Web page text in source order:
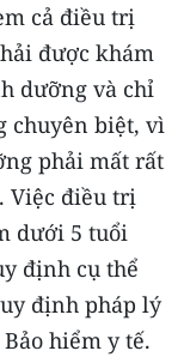
cả điều trị
được khám
dưỡng và chỉ
chuyên biệt, vì
phải mất rất
Việc điều trị
dưới 5 tuổi
định cụ thể
định pháp lý
hiểm y tế.